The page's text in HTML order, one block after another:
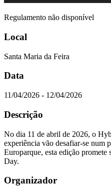
Regulamento não disponível
Local
Santa Maria da Feira
Data
11/04/2026 - 12/04/2026
Descrição
No dia 11 de abril de 2026, o
experiência vão desafiar-se
Europarque, esta edição
Day.
Organizador